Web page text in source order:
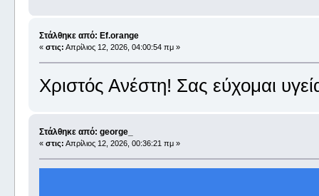
Στάλθηκε από: Ef.orange
« στις: Απρίλιος 12, 2026, 04:00:54 πμ »
Χριστός Ανέστη! Σας εύχομαι
Στάλθηκε από: george_
« στις: Απρίλιος 12, 2026, 00:36:21 πμ »